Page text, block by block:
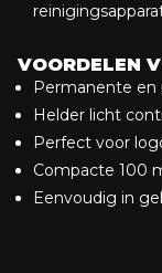
VOORDELEN
Permanente en
Helder licht
Perfect voor
Compacte 100
Eenvoudig in